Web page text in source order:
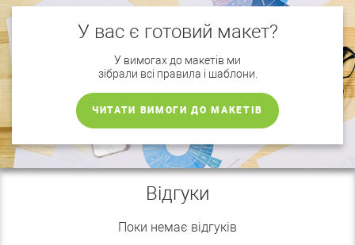
У вас є готовий макет?
У вимогах до макетів ми
зібрали всі правила і шаблони.
ЧИТАТИ ВИМОГИ ДО МАКЕТІВ
Відгуки
Поки немає відгуків